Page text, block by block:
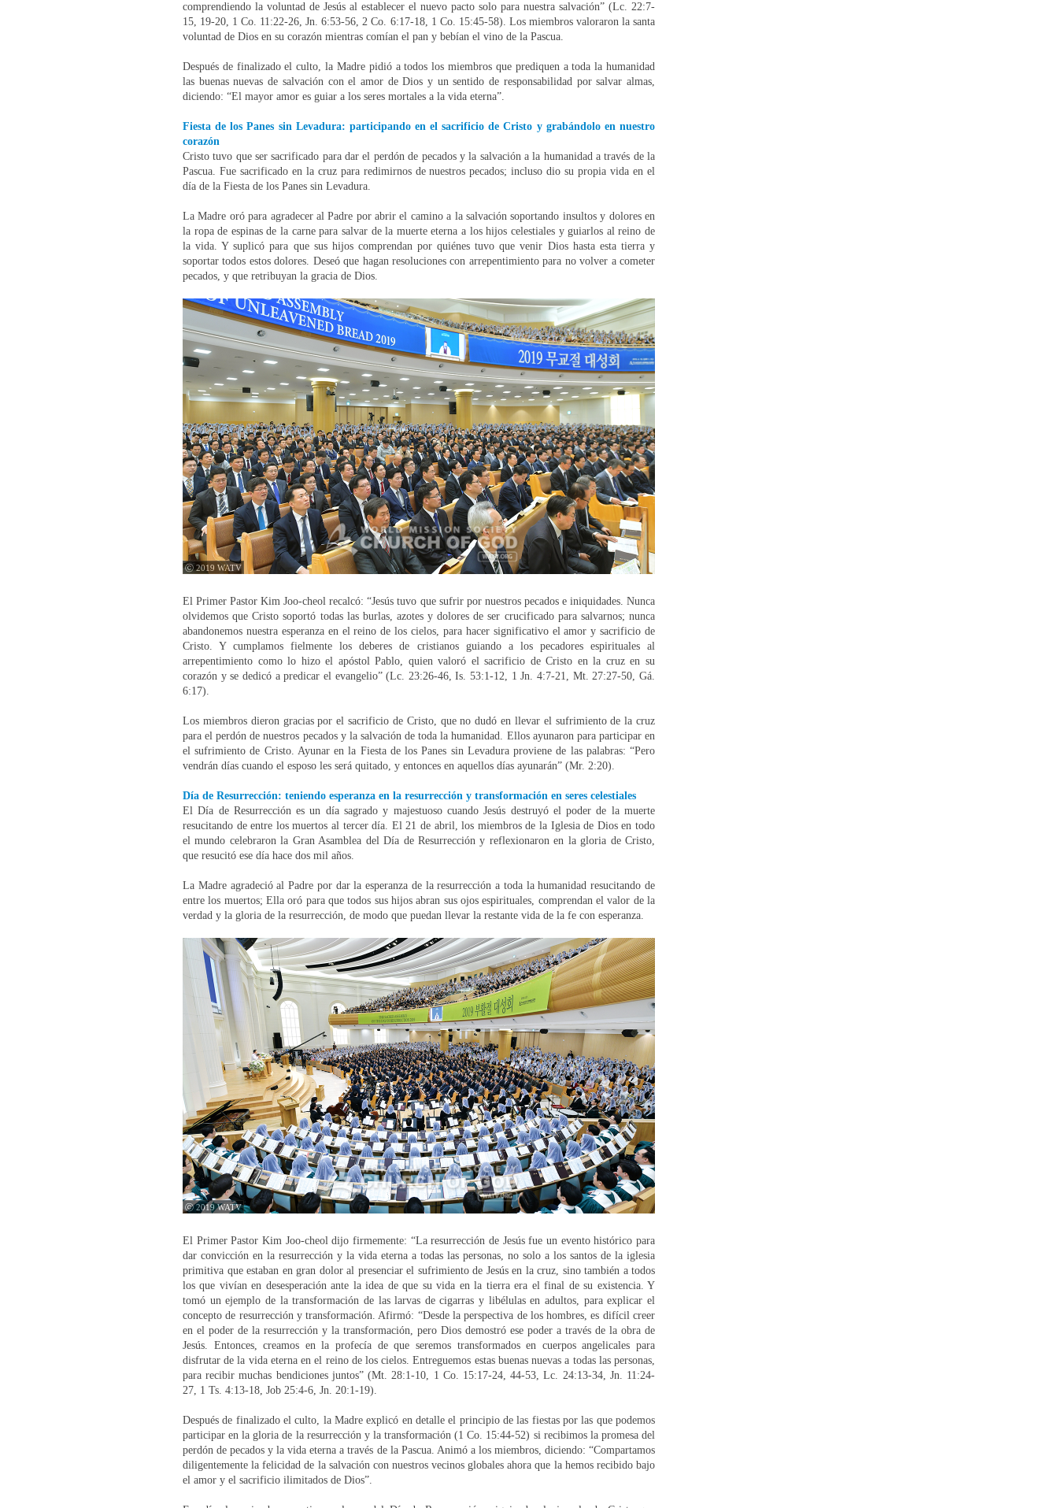
comprendiendo la voluntad de Jesús al establecer el nuevo pacto solo para nuestra salvación” (Lc. 22:7-
15, 19-20, 1 Co. 11:22-26, Jn. 6:53-56, 2 Co. 6:17-18, 1 Co. 15:45-58). Los miembros valoraron la santa
voluntad de Dios en su corazón mientras comían el pan y bebían el vino de la Pascua.
Después de finalizado el culto, la Madre pidió a todos los miembros que prediquen a toda la humanidad
las buenas nuevas de salvación con el amor de Dios y un sentido de responsabilidad por salvar almas,
diciendo: “El mayor amor es guiar a los seres mortales a la vida eterna”.
Fiesta de los Panes sin Levadura: participando en el sacrificio de Cristo y grabándolo en nuestro
corazón
Cristo tuvo que ser sacrificado para dar el perdón de pecados y la salvación a la humanidad a través de la
Pascua. Fue sacrificado en la cruz para redimirnos de nuestros pecados; incluso dio su propia vida en el
día de la Fiesta de los Panes sin Levadura.
La Madre oró para agradecer al Padre por abrir el camino a la salvación soportando insultos y dolores en
la ropa de espinas de la carne para salvar de la muerte eterna a los hijos celestiales y guiarlos al reino de
la vida. Y suplicó para que sus hijos comprendan por quiénes tuvo que venir Dios hasta esta tierra y
soportar todos estos dolores. Deseó que hagan resoluciones con arrepentimiento para no volver a cometer
pecados, y que retribuyan la gracia de Dios.
ⓒ 2019 WATV
El Primer Pastor Kim Joo-cheol recalcó: “Jesús tuvo que sufrir por nuestros pecados e iniquidades. Nunca
olvidemos que Cristo soportó todas las burlas, azotes y dolores de ser crucificado para salvarnos; nunca
abandonemos nuestra esperanza en el reino de los cielos, para hacer significativo el amor y sacrificio de
Cristo. Y cumplamos fielmente los deberes de cristianos guiando a los pecadores espirituales al
arrepentimiento como lo hizo el apóstol Pablo, quien valoró el sacrificio de Cristo en la cruz en su
corazón y se dedicó a predicar el evangelio” (Lc. 23:26-46, Is. 53:1-12, 1 Jn. 4:7-21, Mt. 27:27-50, Gá.
6:17).
Los miembros dieron gracias por el sacrificio de Cristo, que no dudó en llevar el sufrimiento de la cruz
para el perdón de nuestros pecados y la salvación de toda la humanidad. Ellos ayunaron para participar en
el sufrimiento de Cristo. Ayunar en la Fiesta de los Panes sin Levadura proviene de las palabras: “Pero
vendrán días cuando el esposo les será quitado, y entonces en aquellos días ayunarán” (Mr. 2:20).
Día de Resurrección: teniendo esperanza en la resurrección y transformación en seres celestiales
El Día de Resurrección es un día sagrado y majestuoso cuando Jesús destruyó el poder de la muerte
resucitando de entre los muertos al tercer día. El 21 de abril, los miembros de la Iglesia de Dios en todo
el mundo celebraron la Gran Asamblea del Día de Resurrección y reflexionaron en la gloria de Cristo,
que resucitó ese día hace dos mil años.
La Madre agradeció al Padre por dar la esperanza de la resurrección a toda la humanidad resucitando de
entre los muertos; Ella oró para que todos sus hijos abran sus ojos espirituales, comprendan el valor de la
verdad y la gloria de la resurrección, de modo que puedan llevar la restante vida de la fe con esperanza.
ⓒ 2019 WATV
El Primer Pastor Kim Joo-cheol dijo firmemente: “La resurrección de Jesús fue un evento histórico para
dar convicción en la resurrección y la vida eterna a todas las personas, no solo a los santos de la iglesia
primitiva que estaban en gran dolor al presenciar el sufrimiento de Jesús en la cruz, sino también a todos
los que vivían en desesperación ante la idea de que su vida en la tierra era el final de su existencia. Y
tomó un ejemplo de la transformación de las larvas de cigarras y libélulas en adultos, para explicar el
concepto de resurrección y transformación. Afirmó: “Desde la perspectiva de los hombres, es difícil creer
en el poder de la resurrección y la transformación, pero Dios demostró ese poder a través de la obra de
Jesús. Entonces, creamos en la profecía de que seremos transformados en cuerpos angelicales para
disfrutar de la vida eterna en el reino de los cielos. Entreguemos estas buenas nuevas a todas las personas,
para recibir muchas bendiciones juntos” (Mt. 28:1-10, 1 Co. 15:17-24, 44-53, Lc. 24:13-34, Jn. 11:24-
27, 1 Ts. 4:13-18, Job 25:4-6, Jn. 20:1-19).
Después de finalizado el culto, la Madre explicó en detalle el principio de las fiestas por las que podemos
participar en la gloria de la resurrección y la transformación (1 Co. 15:44-52) si recibimos la promesa del
perdón de pecados y la vida eterna a través de la Pascua. Animó a los miembros, diciendo: “Compartamos
diligentemente la felicidad de la salvación con nuestros vecinos globales ahora que la hemos recibido bajo
el amor y el sacrificio ilimitados de Dios”.